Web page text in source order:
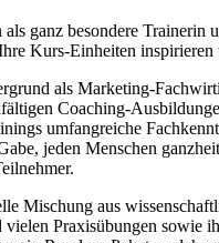
als ganz besondere Trainerin
Kurs-Einheiten inspirieren
als Marketing-
Coaching-
umfangreiche
jeden Menschen
Mischung aus
Praxisübungen sowie